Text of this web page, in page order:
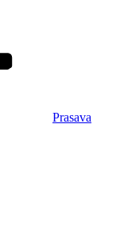
Prasava